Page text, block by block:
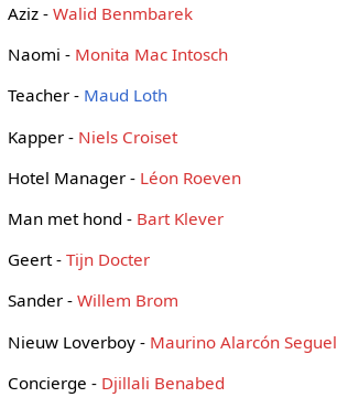
Aziz - Walid Benmbarek
Naomi - Monita Mac Intosch
Teacher - Maud Loth
Kapper - Niels Croiset
Hotel Manager - Léon Roeven
Man met hond - Bart Klever
Geert - Tijn Docter
Sander - Willem Brom
Nieuw Loverboy - Maurino Alarcón Seguel
Concierge - Djillali Benabed